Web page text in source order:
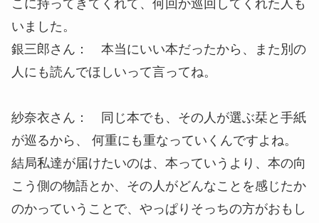
こに持ってきてくれて、何回か巡回してくれた人も
いました。
銀三郎さん： 本当にいい本だったから、また別の
人にも読んでほしいって言ってね。
紗奈衣さん： 同じ本でも、その人が選ぶ栞と手紙
が巡るから、 何重にも重なっていくんですよね。
結局私達が届けたいのは、本っていうより、本の向
こう側の物語とか、その人がどんなことを感じたか
のかっていうことで、やっぱりそっちの方がおもし